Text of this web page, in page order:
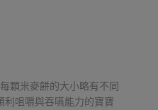
顆米麥餅的大小略有不同
咀嚼與吞嚥能力的寶寶